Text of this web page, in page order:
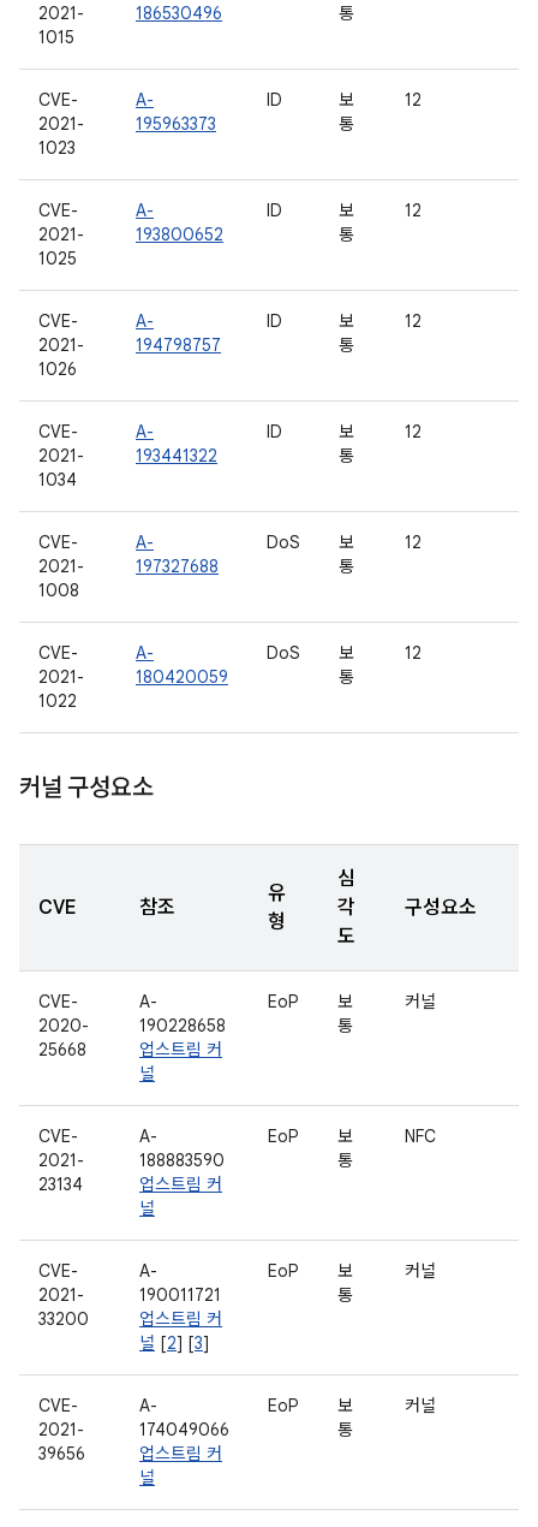
2021-
1015
186530496 통
CVE-
2021-
1023
A-
195963373
ID
보
통
12
CVE-
2021-
1025
A-
193800652
ID
보
통
12
CVE-
2021-
1026
A-
194798757
ID
보
통
12
CVE-
2021-
1034
A-
193441322
ID
보
통
12
CVE-
2021-
1008
A-
197327688
DoS
보
통
12
CVE-
2021-
1022
A-
180420059
DoS
보
통
12
커널 구성요소
CVE 참조
유
형
심
각
도
구성요소
CVE-
2020-
25668
A-
190228658
업스트림 커
널
EoP
보
통
커널
CVE-
2021-
23134
A-
188883590
업스트림 커
널
EoP
보
통
NFC
CVE-
2021-
33200
A-
190011721
업스트림 커
널 [2] [3]
EoP
보
통
커널
CVE-
2021-
39656
A-
174049066
업스트림 커
널
EoP
보
통
커널